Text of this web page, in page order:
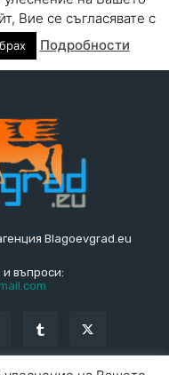
Blagoevgrad.eu
въпроси: